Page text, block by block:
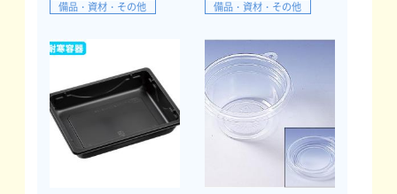
備品・資材・その他
備品・資材・その他